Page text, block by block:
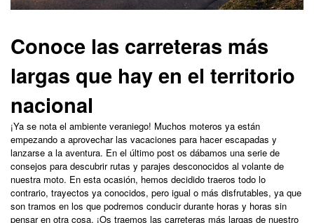
Conoce las carreteras más
largas que hay en el territorio
nacional
¡Ya se nota el ambiente veraniego! Muchos moteros ya están
empezando a aprovechar las vacaciones para hacer escapadas y
lanzarse a la aventura. En el último post os dábamos una serie de
consejos para descubrir rutas y parajes desconocidos al volante de
nuestra moto. En esta ocasión, hemos decidido traeros todo lo
contrario, trayectos ya conocidos, pero igual o más disfrutables, ya que
son tramos en los que podremos conducir durante horas y horas sin
pensar en otra cosa. ¡Os traemos las carreteras más largas de nuestro